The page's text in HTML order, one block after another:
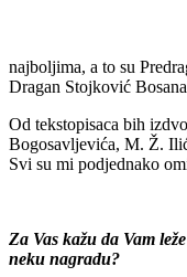
najboljima, a to su
Dragan Stojković
Od tekstopisaca bih
Bogosavljevića, M. Ž.
Svi su mi podjednako
Za Vas kažu da Vam
neku nagradu?